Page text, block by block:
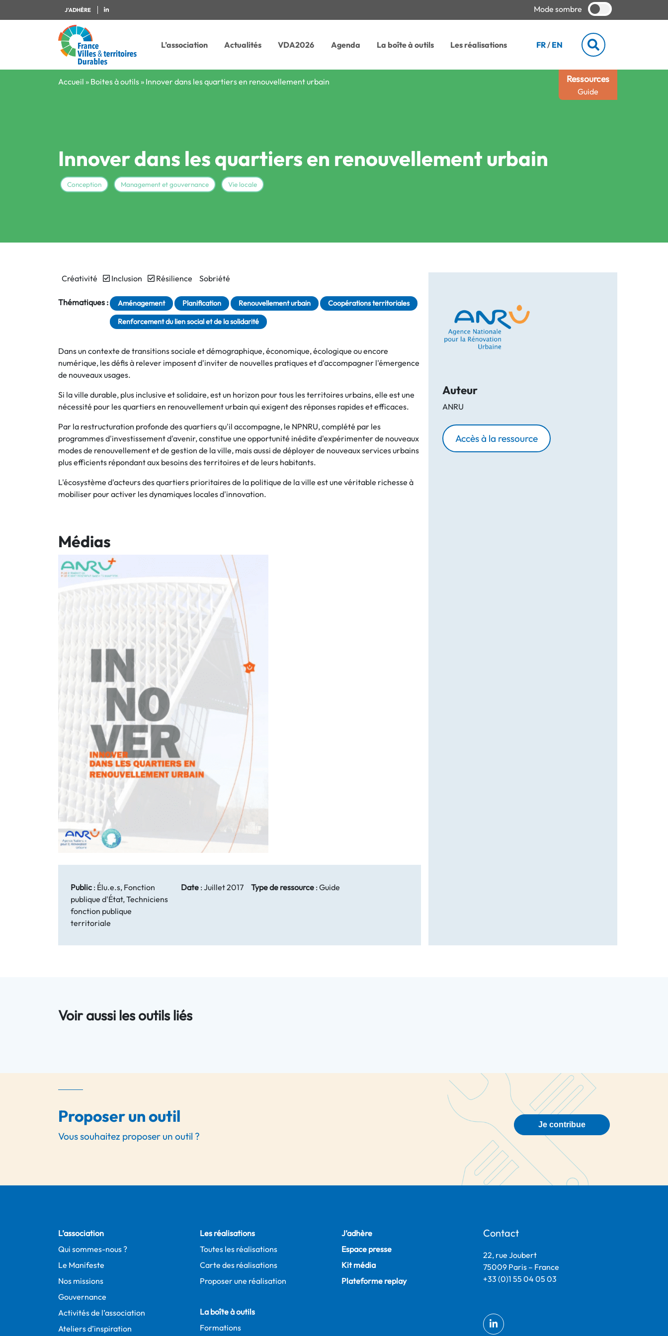
J'ADHÈRE Mode sombre
L’association Actualités VDA2026 Agenda La boîte à outils Les réalisations FR / EN
Ressources
Guide
Accueil » Boites à outils » Innover dans les quartiers en renouvellement urbain
Innover dans les quartiers en renouvellement urbain
Conception Management et gouvernance Vie locale
Créativité Inclusion Résilience Sobriété
Thématiques : Aménagement Planification Renouvellement urbain Coopérations territoriales
Renforcement du lien social et de la solidarité
Dans un contexte de transitions sociale et démographique, économique, écologique ou encore
numérique, les défis à relever imposent d'inviter de nouvelles pratiques et d'accompagner l'émergence
de nouveaux usages.
Si la ville durable, plus inclusive et solidaire, est un horizon pour tous les territoires urbains, elle est une
nécessité pour les quartiers en renouvellement urbain qui exigent des réponses rapides et efficaces.
Par la restructuration profonde des quartiers qu'il accompagne, le NPNRU, complété par les
programmes d'investissement d'avenir, constitue une opportunité inédite d'expérimenter de nouveaux
modes de renouvellement et de gestion de la ville, mais aussi de déployer de nouveaux services urbains
plus efficients répondant aux besoins des territoires et de leurs habitants.
L'écosystème d'acteurs des quartiers prioritaires de la politique de la ville est une véritable richesse à
mobiliser pour activer les dynamiques locales d'innovation.
Médias
Public : Élu.e.s, Fonction
publique d'État, Techniciens
fonction publique
territoriale
Date: Juillet 2017 Type de ressource: Guide
Auteur
ANRU
Accès à la ressource
Voir aussi les outils liés
Proposer un outil
Vous souhaitez proposer un outil ?
Je contribue
L’association
Qui sommes-nous ?
Le Manifeste
Nos missions
Gouvernance
Activités de l’association
Ateliers d’inspiration
Les réalisations
Toutes les réalisations
Carte des réalisations
Proposer une réalisation
La boîte à outils
Formations
J’adhère
Espace presse
Kit média
Plateforme replay
Contact
22, rue Joubert
75009 Paris – France
+33 (0)1 55 04 05 03